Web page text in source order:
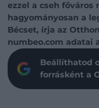
ezzel a cseh főváros
hagyományosan a
Bécset, írja az
numbeo.com adatai
Beállíthatod
forrásként a